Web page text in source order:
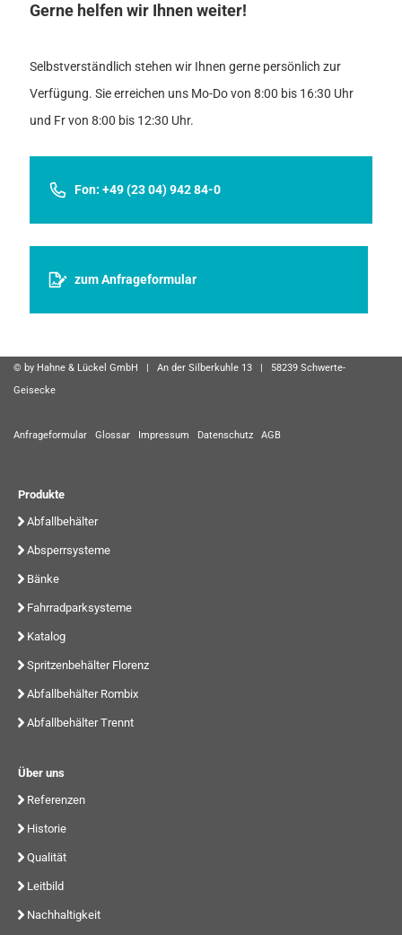
Gerne helfen wir Ihnen weiter!
Selbstverständlich stehen wir Ihnen gerne persönlich zur
Verfügung. Sie erreichen uns Mo-Do von 8:00 bis 16:30 Uhr
und Fr von 8:00 bis 12:30 Uhr.
Fon: +49 (23 04) 942 84-0
zum Anfrageformular
© by Hahne & Lückel GmbH | An der Silberkuhle 13 | 58239 Schwerte-
Geisecke
Anfrageformular Glossar Impressum Datenschutz AGB
Produkte
Abfallbehälter
Absperrsysteme
Bänke
Fahrradparksysteme
Katalog
Spritzenbehälter Florenz
Abfallbehälter Rombix
Abfallbehälter Trennt
Über uns
Referenzen
Historie
Qualität
Leitbild
Nachhaltigkeit